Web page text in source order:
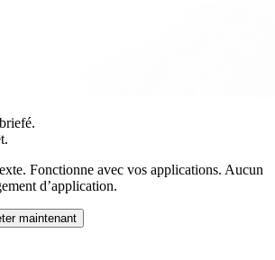
Fonctionne avec vos applications. Aucun
d’application.
maintenant